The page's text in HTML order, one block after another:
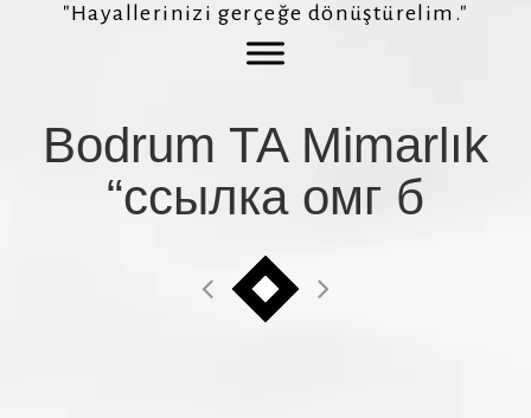
Telefon Numaranız *
Konu
"Hayallerinizi gerçeğe dönüştürelim."
Bodrum TA Mimarlık
“ссылка омг б